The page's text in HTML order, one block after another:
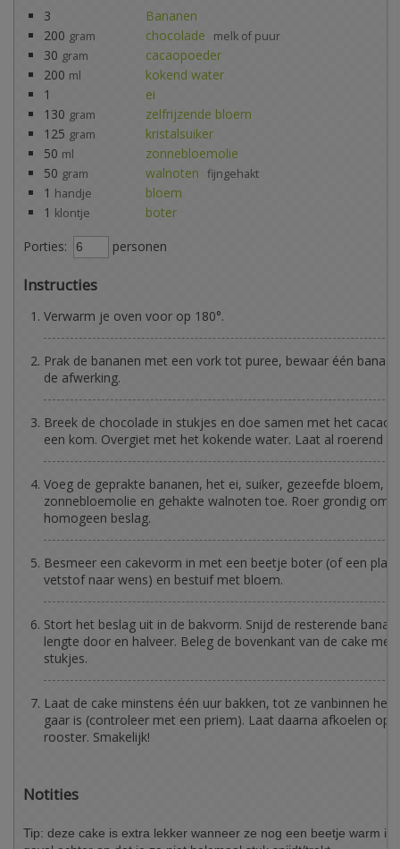
3
Bananen
200 gram chocolade melk of puur
30 gram
cacaopoeder
200 ml
kokend water
1
ei
130 gram
zelfrijzende bloem
125 gram
kristalsuiker
50 ml
zonnebloemolie
50 gram walnoten fijngehakt
1 handje
bloem
1 klontje
boter
Porties:
personen
Instructies
Verwarm je oven voor op 180°.
Prak de bananen met een vork tot puree, bewaar één
de afwerking.
Breek de chocolade in stukjes en doe samen met het
een kom. Overgiet met het kokende water. Laat al roerend
Voeg de geprakte bananen, het ei, suiker, gezeefde bloem,
zonnebloemolie en gehakte walnoten toe. Roer grondig om
homogeen beslag.
Besmeer een cakevorm in met een beetje boter (of een
vetstof naar wens) en bestuif met bloem.
Stort het beslag uit in de bakvorm. Snijd de resterende
lengte door en halveer. Beleg de bovenkant van de cake met
stukjes.
Laat de cake minstens één uur bakken, tot ze vanbinnen
gaar is (controleer met een priem). Laat daarna afkoelen op
rooster. Smakelijk!
Notities
Tip: deze cake is extra lekker wanneer ze nog een beetje warm